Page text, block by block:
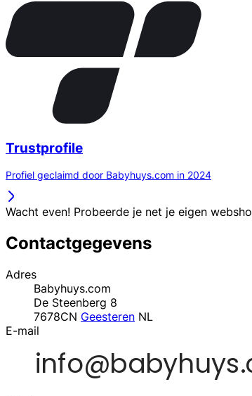
Trustprofile
Profiel geclaimd door Babyhuys.com in 2024
Wacht even! Probeerde je net je eigen
Contactgegevens
Adres
Babyhuys.com
De Steenberg 8
7678CN Geesteren NL
E-mail